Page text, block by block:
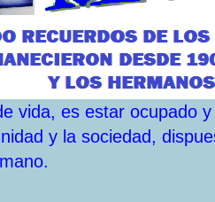
vida, es estar ocupado
y la sociedad,